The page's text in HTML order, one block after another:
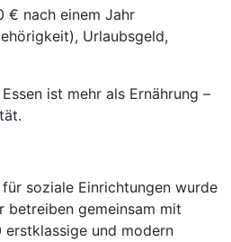
€ nach einem Jahr
Urlaubsgeld,
ist mehr als Ernährung –
soziale Einrichtungen wurde
betreiben gemeinsam mit
erstklassige und modern